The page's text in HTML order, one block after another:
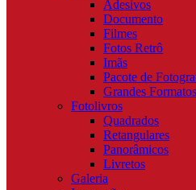
Adesivos
Documento
Filmes
Fotos Retrô
Imãs
Pacote de
Grandes Formatos
Fotolivros
Quadrados
Retangulares
Panorâmicos
Livretos
Galeria